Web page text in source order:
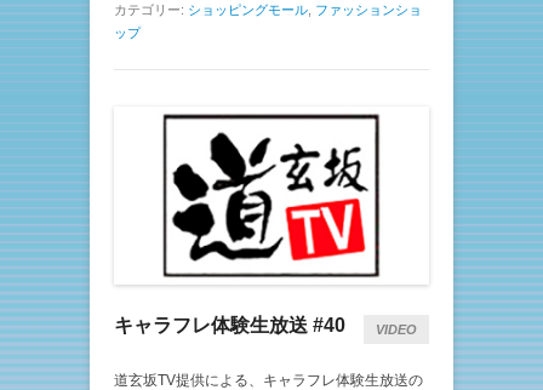
カテゴリー: ショッピングモール ファッションショ
ップ
キャラフレ体験生放送 #40 VIDEO
道玄坂TV提供による、キャラフレ体験生放送の